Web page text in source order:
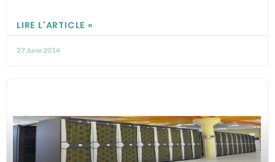
LIRE L'ARTICLE »
27 June 2014